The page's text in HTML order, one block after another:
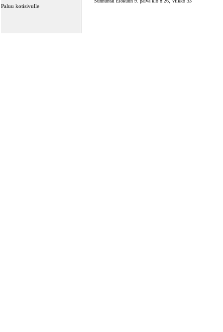
Paluu kotisivulle